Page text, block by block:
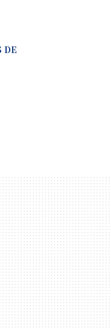
DE